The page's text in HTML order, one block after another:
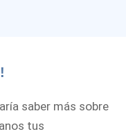
saber más sobre
tus